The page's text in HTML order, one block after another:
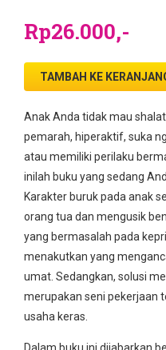
Rp26.000,-
TAMBAH KE
Anak Anda tidak mau
pemarah, hiperaktif, suka
atau memiliki perilaku
inilah buku yang sedang
Karakter buruk pada anak
orang tua dan mengusik
yang bermasalah pada
menakutkan yang
umat. Sedangkan, solusi
merupakan seni pekerjaan
usaha keras.